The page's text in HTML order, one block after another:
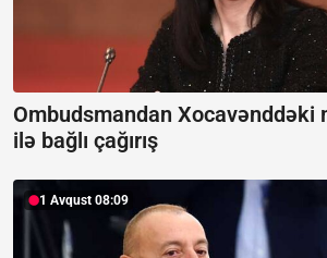
Ombudsmandan Xocavənddəki
ilə bağlı çağırış
1 Avqust 08:09